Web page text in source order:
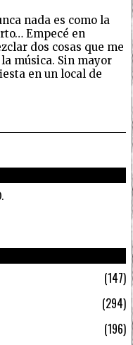
nada es como la
Empecé en
dos cosas que me
música. Sin mayor
en un local de
147
294
196